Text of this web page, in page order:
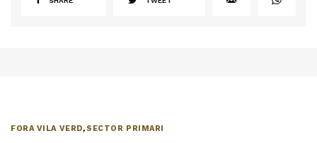
FORA VILA VERD,SECTOR PRIMARI